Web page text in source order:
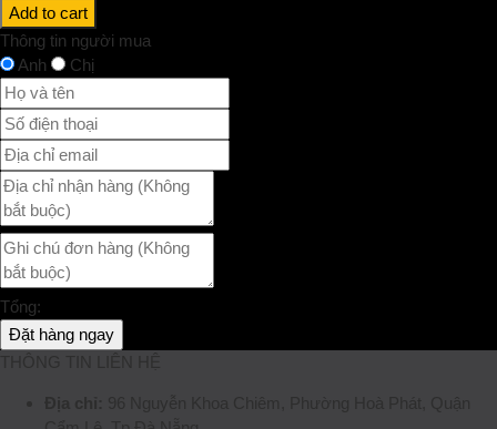
Add to cart
Thông tin người mua
Anh
Chị
Tổng:
Đặt hàng ngay